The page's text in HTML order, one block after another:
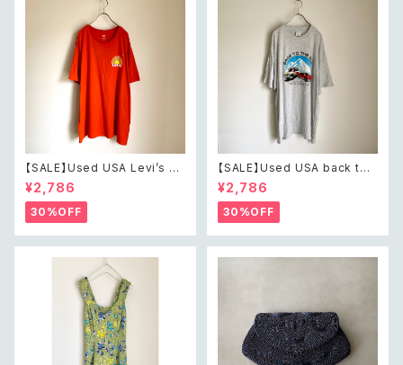
【SALE】Used USA Levi’s su
nrise design orange t shirt
レトロ アメリカ ユーズド 古着
リーバイス サンライズ デザイン
オレンジ Tシャツ XXL
¥2,786
30%OFF
【SALE】Used USA back to t
he 80s car design t shirt レ
トロ アメリカ ユーズド 古着 カ
ーデザイン ライトグレー Tシャ
ツ XXL
¥2,786
30%OFF